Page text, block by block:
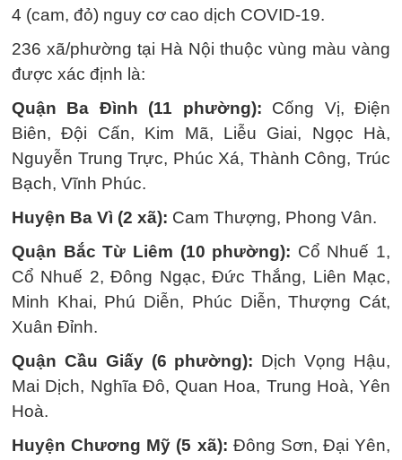
4 (cam, đỏ) nguy cơ cao dịch COVID-19.
236 xã/phường tại Hà Nội thuộc vùng màu vàng
được xác định là:
Quận Ba Đình (11 phường): Cống Vị, Điện
Biên, Đội Cấn, Kim Mã, Liễu Giai, Ngọc Hà,
Nguyễn Trung Trực, Phúc Xá, Thành Công, Trúc
Bạch, Vĩnh Phúc.
Huyện Ba Vì (2 xã): Cam Thượng, Phong Vân.
Quận Bắc Từ Liêm (10 phường): Cổ Nhuế 1,
Cổ Nhuế 2, Đông Ngạc, Đức Thắng, Liên Mạc,
Minh Khai, Phú Diễn, Phúc Diễn, Thượng Cát,
Xuân Đỉnh.
Quận Cầu Giấy (6 phường): Dịch Vọng Hậu,
Mai Dịch, Nghĩa Đô, Quan Hoa, Trung Hoà, Yên
Hoà.
Huyện Chương Mỹ (5 xã): Đông Sơn, Đại Yên,